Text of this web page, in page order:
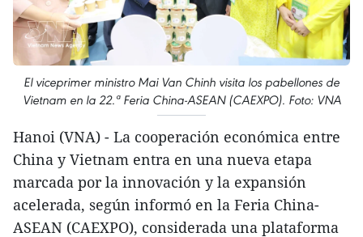
El viceprimer ministro Mai Van Chinh visita los pabellones de
Vietnam en la 22.ª Feria China-ASEAN (CAEXPO). Foto: VNA
Hanoi (VNA) - La cooperación económica entre
China y Vietnam entra en una nueva etapa
marcada por la innovación y la expansión
acelerada, según informó en la Feria China-
ASEAN (CAEXPO), considerada una plataforma